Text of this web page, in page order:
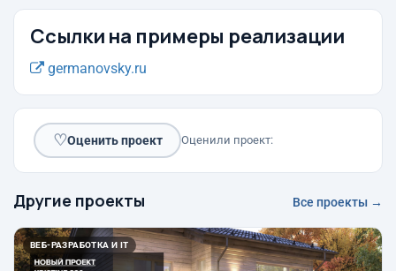
Ссылки на примеры реализации
germanovsky.ru
♡Оценить проект Оценили проект:
Другие проекты Все проекты →
ВЕБ-РАЗРАБОТКА И IT